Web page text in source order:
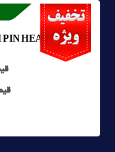
HEADER